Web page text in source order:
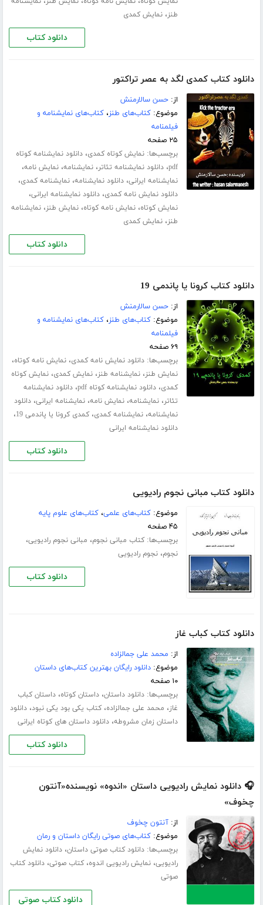
طنز،نمایش کمدی
دانلود کتاب
دانلود کتاب کمدی لگد به عصر تراکتور
از:حسن سالارمنش
موضوع:کتاب‌های طنز،کتاب‌های نمایشنامه و
فیلمنامه
۲۵ صفحه
برچسب‌ها:نمایش کوتاه کمدی،دانلود نمایشنامه کوتاه
pdf،دانلود نمایشنامه تئاتر،نمایشنامه،نمایش نامه،
نمایشنامه ایرانی،دانلود نمایشنامه،نمایشنامه کمدی،
دانلود نمایش نامه کمدی،دانلود نمایشنامه ایرانی،
نمایش کوتاه،نمایش نامه کوتاه،نمایش طنز،نمایشنامه
طنز،نمایش کمدی
دانلود کتاب
دانلود کتاب کرونا یا پاندمی 19
از:حسن سالارمنش
موضوع:کتاب‌های طنز،کتاب‌های نمایشنامه و
فیلمنامه
۶۹ صفحه
برچسب‌ها:دانلود نمایش نامه کمدی،نمایش نامه کوتاه،
نمایش طنز،نمایشنامه طنز،نمایش کمدی،نمایش کوتاه
کمدی،دانلود نمایشنامه کوتاه pdf ،دانلود نمایشنامه
تئاتر،نمایشنامه،نمایش نامه،نمایشنامه ایرانی،دانلود
نمایشنامه،نمایشنامه کمدی،کمدی کرونا یا پاندمی 19 ،
دانلود نمایشنامه ایرانی
دانلود کتاب
دانلود کتاب مبانی نجوم رادیویی
موضوع:کتاب‌های علمی،کتاب‌های علوم پایه
۴۵ صفحه
برچسب‌ها:کتاب مبانی نجوم، مبانی نجوم رادیویی،
نجوم،نجوم رادیویی
دانلود کتاب
دانلود کتاب کباب غاز
از: محمد علی جمالزاده
موضوع:دانلود رایگان بهترین کتاب‌های داستان
۱۰ صفحه
برچسب‌ها:دانلود داستان،داستان کوتاه،داستان کباب
غاز، محمد على جمالزاده،کتاب یکی بود یکی نبود،دانلود
داستان زمان مشروطه،دانلود داستان های کوتاه ایرانی
دانلود کتاب
🎧 دانلود نمایش رادیویی داستان «اندوه» نویسنده«آنتون
چخوف»
از:آنتون چخوف
موضوع:کتاب‌های صوتی رایگان داستان و رمان
برچسب‌ها:دانلود کتاب صوتی داستان،دانلود نمایش
رادیویی،نمایش رادیویی اندوه،کتاب صوتی،دانلود کتاب
صوتی
دانلود کتاب صوتی